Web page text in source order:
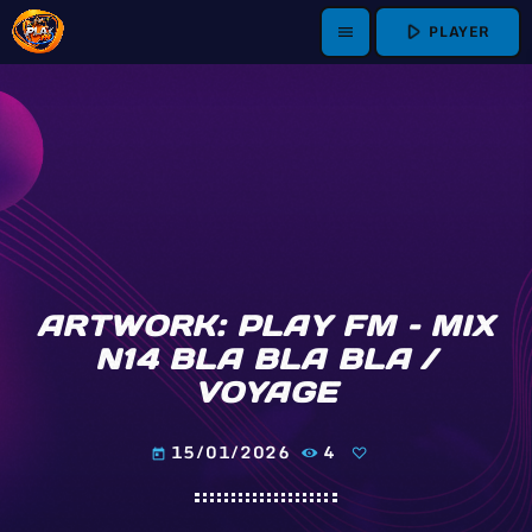
menu play_arrow PLAYER
ARTWORK: PLAY FM – MIX
N14 BLA BLA BLA /
VOYAGE
today 15/01/2026 4